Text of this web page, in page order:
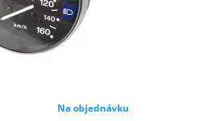
Na objednávku